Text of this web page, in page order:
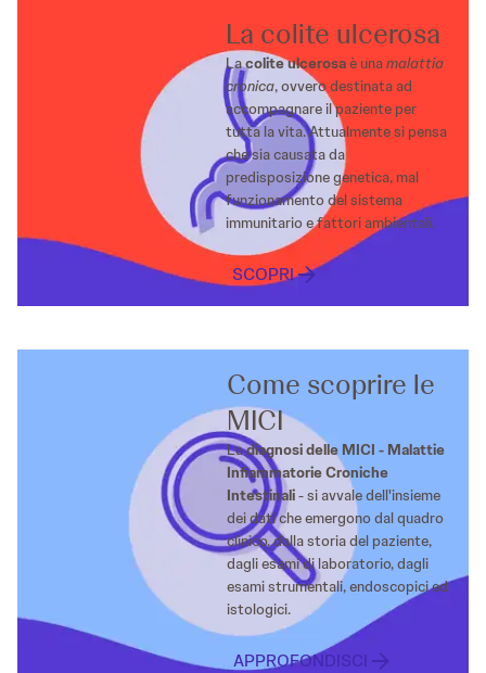
La colite ulcerosa
Lacolite ulcerosaè unamalattia
cronica, ovvero destinata ad
accompagnare il paziente per
tutta la vita. Attualmente si pensa
che sia causata da
predisposizione genetica, mal
funzionamento del sistema
immunitario e fattori ambientali.
SCOPRI
Come scoprire le
MICI
Ladiagnosi delle MICI - Malattie
Infiammatorie Croniche
Intestinali- si avvale dell'insieme
dei dati che emergono dal quadro
clinico, dalla storia del paziente,
dagli esami di laboratorio, dagli
esami strumentali, endoscopici ed
istologici.
APPROFONDISCI